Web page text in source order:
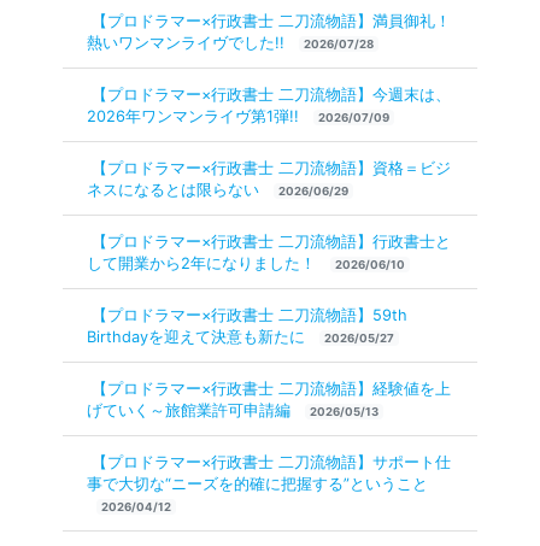
【プロドラマー×行政書士 二刀流物語】満員御礼！
熱いワンマンライヴでした!!
2026/07/28
【プロドラマー×行政書士 二刀流物語】今週末は、
2026年ワンマンライヴ第1弾!!
2026/07/09
【プロドラマー×行政書士 二刀流物語】資格＝ビジ
ネスになるとは限らない
2026/06/29
【プロドラマー×行政書士 二刀流物語】行政書士と
して開業から2年になりました！
2026/06/10
【プロドラマー×行政書士 二刀流物語】59th
Birthdayを迎えて決意も新たに
2026/05/27
【プロドラマー×行政書士 二刀流物語】経験値を上
げていく～旅館業許可申請編
2026/05/13
【プロドラマー×行政書士 二刀流物語】サポート仕
事で大切な“ニーズを的確に把握する”ということ
2026/04/12